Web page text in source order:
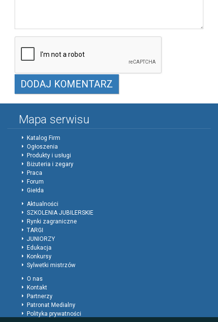
Mapa serwisu
Katalog Firm
Ogłoszenia
Produkty i usługi
Biżuteria i zegary
Praca
Forum
Giełda
Aktualności
SZKOLENIA JUBILERSKIE
Rynki zagraniczne
TARGI
JUNIORZY
Edukacja
Konkursy
Sylwetki mistrzów
O nas
Kontakt
Partnerzy
Patronat Medialny
Polityka prywatności